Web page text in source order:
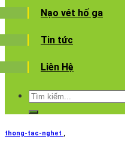
Nạo vét hố ga
Tin tức
Liên Hệ
thong-tac-nghet ,